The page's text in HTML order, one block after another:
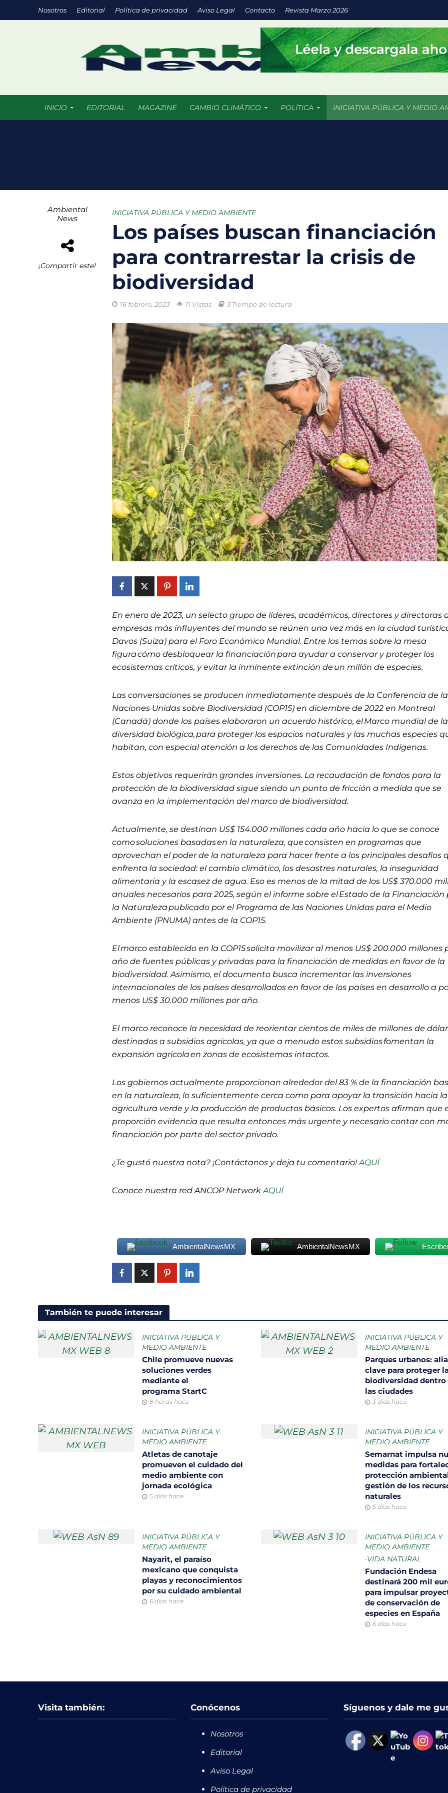
Nosotros Editorial Política de privacidad Aviso Legal Contacto Revista Marzo 2026
INICIO EDITORIAL MAGAZINE CAMBIO CLIMÁTICO POLÍTICA INICIATIVA PÚBLICA Y MEDIO
COLUMNA HORAS EXTRAS México no necesita cifras: necesita empleos
El rastro invisible
Gobierno lanza fondo para impulsar inversiones en proyectos ambientales y
Residuos del Mundial 2026 tendrán una nueva utilidad en CDMX con proyectos de
Nanotecnología y energía solar: la apuesta científica para recuperar el dique San
Ciudades más densas podrían reducir las emisiones de CO₂, revela investigación
Puerto de Valencia apuesta por energías limpias y una operación más eficiente
Ambiental
News
¡Compartir este!
INICIATIVA PÚBLICA Y MEDIO AMBIENTE
Los países buscan financiación
para contrarrestar la crisis de
biodiversidad
16 febrero, 2023 11 Vistas 3 Tiempo de lectura
En enero de 2023, un selecto grupo de líderes, académicos, directores y directoras
empresas más influyentes del mundo se reúnen una vez más en la ciudad
Davos (Suiza) para el Foro Económico Mundial. Entre los temas sobre la mesa
figura cómo desbloquear la financiación para ayudar a conservar y proteger los
ecosistemas críticos, y evitar la inminente extinción de un millón de especies.
Las conversaciones se producen inmediatamente después de la Conferencia de
Naciones Unidas sobre Biodiversidad (COP15) en diciembre de 2022 en Montreal
(Canadá) donde los países elaboraron un acuerdo histórico, el Marco mundial de la
diversidad biológica, para proteger los espacios naturales y las muchas especies
habitan, con especial atención a los derechos de las Comunidades Indígenas.
Estos objetivos requerirán grandes inversiones. La recaudación de fondos para la
protección de la biodiversidad sigue siendo un punto de fricción a medida que se
avanza en la implementación del marco de biodiversidad.
Actualmente, se destinan US$ 154.000 millones cada año hacia lo que se conoce
como soluciones basadas en la naturaleza, que consisten en programas que
aprovechan el poder de la naturaleza para hacer frente a los principales desafíos
enfrenta la sociedad: el cambio climático, los desastres naturales, la inseguridad
alimentaria y la escasez de agua. Eso es menos de la mitad de los US$ 370.000
anuales necesarios para 2025, según el informe sobre el Estado de la Financiación
la Naturaleza publicado por el Programa de las Naciones Unidas para el Medio
Ambiente (PNUMA) antes de la COP15.
El marco establecido en la COP15 solicita movilizar al menos US$ 200.000 millones
año de fuentes públicas y privadas para la financiación de medidas en favor de la
biodiversidad. Asimismo, el documento busca incrementar las inversiones
internacionales de los países desarrollados en favor de los países en desarrollo a
menos US$ 30.000 millones por año.
El marco reconoce la necesidad de reorientar cientos de miles de millones de
destinados a subsidios agrícolas, ya que a menudo estos subsidios fomentan la
expansión agrícola en zonas de ecosistemas intactos.
Los gobiernos actualmente proporcionan alrededor del 83 % de la financiación
en la naturaleza, lo suficientemente cerca como para apoyar la transición hacia la
agricultura verde y la producción de productos básicos. Los expertos afirman que
proporción evidencia que resulta entonces más urgente y necesario contar con
financiación por parte del sector privado.
¿Te gustó nuestra nota? ¡Contáctanos y deja tu comentario!AQUÍ
Conoce nuestra red ANCOP NetworkAQUÍ
AmbientalNewsMX AmbientalNewsMX
También te puede interesar
INICIATIVA PÚBLICA Y
MEDIO AMBIENTE
Chile promueve nuevas
soluciones verdes
mediante el
programa StartC
8 horas hace
INICIATIVA PÚBLICA Y
MEDIO AMBIENTE
Parques urbanos:
clave para proteger
biodiversidad dentro
las ciudades
3 días hace
INICIATIVA PÚBLICA Y
MEDIO AMBIENTE
Atletas de canotaje
promueven el cuidado del
medio ambiente con
jornada ecológica
5 días hace
INICIATIVA PÚBLICA Y
MEDIO AMBIENTE
Semarnat impulsa
medidas para
protección
gestión de los
naturales
5 días hace
INICIATIVA PÚBLICA Y
MEDIO AMBIENTE
Nayarit, el paraíso
mexicano que conquista
playas y reconocimientos
por su cuidado ambiental
6 días hace
INICIATIVA PÚBLICA Y
MEDIO AMBIENTE
•VIDA NATURAL
Fundación Endesa
destinará 200 mil
para impulsar
de conservación de
especies en España
6 días hace
Visita también: Conócenos
Nosotros
Editorial
Aviso Legal
Política de privacidad
Síguenos y dale me